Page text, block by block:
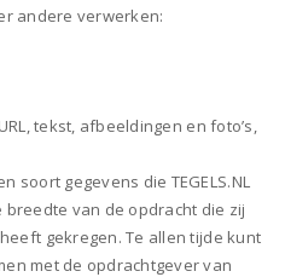
andere verwerken:
tekst, afbeeldingen en foto’s,
soort gegevens die TEGELS.NL
van de opdracht die zij
gekregen. Te allen tijde kunt
met de opdrachtgever van